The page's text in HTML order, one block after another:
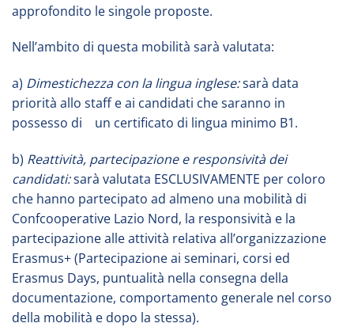
approfondito le singole proposte.
Nell’ambito di questa mobilità sarà valutata:
a) Dimestichezza con la lingua inglese:sarà data
priorità allo staff e ai candidati che saranno in
possesso di un certificato di lingua minimo B1.
b) Reattività, partecipazione e responsività dei
candidati:sarà valutata ESCLUSIVAMENTE per coloro
che hanno partecipato ad almeno una mobilità di
Confcooperative Lazio Nord, la responsività e la
partecipazione alle attività relativa all’organizzazione
Erasmus+ (Partecipazione ai seminari, corsi ed
Erasmus Days, puntualità nella consegna della
documentazione, comportamento generale nel corso
della mobilità e dopo la stessa).